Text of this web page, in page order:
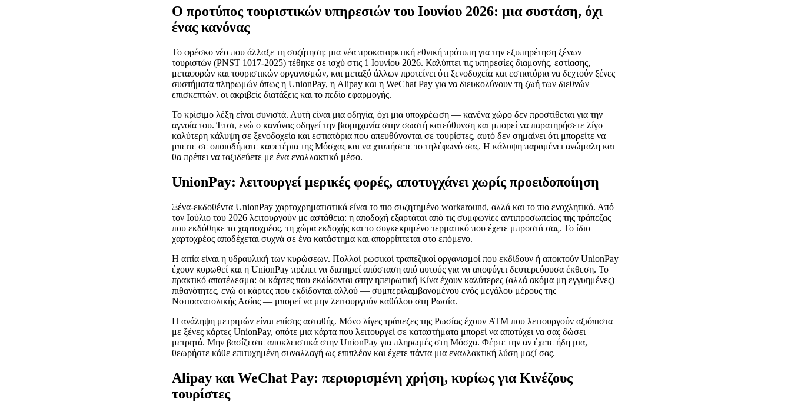
Ο προτύπος τουριστικών υπηρεσιών του Ιουνίου 2026: μια συστάση, όχι
ένας κανόνας
Το φρέσκο νέο που άλλαξε τη συζήτηση: μια νέα προκαταρκτική εθνική πρότυπη για την εξυπηρέτηση ξένων
τουριστών (PNST 1017-2025) τέθηκε σε ισχύ στις 1 Ιουνίου 2026. Καλύπτει τις υπηρεσίες διαμονής, εστίασης,
μεταφορών και τουριστικών οργανισμών, και μεταξύ άλλων προτείνει ότι ξενοδοχεία και εστιατόρια να δεχτούν ξένες
συστήματα πληρωμών όπως η UnionPay, η Alipay και η WeChat Pay για να διευκολύνουν τη ζωή των διεθνών
επισκεπτών. οι ακριβείς διατάξεις και το πεδίο εφαρμογής.
Το κρίσιμο λέξη είναι συνιστά. Αυτή είναι μια οδηγία, όχι μια υποχρέωση — κανένα χώρο δεν προστίθεται για την
αγνοία του. Έτσι, ενώ ο κανόνας οδηγεί την βιομηχανία στην σωστή κατεύθυνση και μπορεί να παρατηρήσετε λίγο
καλύτερη κάλυψη σε ξενοδοχεία και εστιατόρια που απευθύνονται σε τουρίστες, αυτό δεν σημαίνει ότι μπορείτε να
μπειτε σε οποιοδήποτε καφετέρια της Μόσχας και να χτυπήσετε το τηλέφωνό σας. Η κάλυψη παραμένει ανώμαλη και
θα πρέπει να ταξιδεύετε με ένα εναλλακτικό μέσο.
UnionPay: λειτουργεί μερικές φορές, αποτυγχάνει χωρίς προειδοποίηση
Ξένα-εκδοθέντα UnionPay χαρτοχρηματιστικά είναι το πιο συζητημένο workaround, αλλά και το πιο ενοχλητικό. Από
τον Ιούλιο του 2026 λειτουργούν με αστάθεια: η αποδοχή εξαρτάται από τις συμφωνίες αντιπροσωπείας της τράπεζας
που εκδόθηκε το χαρτοχρέος, τη χώρα εκδοχής και το συγκεκριμένο τερματικό που έχετε μπροστά σας. Το ίδιο
χαρτοχρέος αποδέχεται συχνά σε ένα κατάστημα και απορρίπτεται στο επόμενο.
Η αιτία είναι η υδραυλική των κυρώσεων. Πολλοί ρωσικοί τραπεζικοί οργανισμοί που εκδίδουν ή αποκτούν UnionPay
έχουν κυρωθεί και η UnionPay πρέπει να διατηρεί απόσταση από αυτούς για να αποφύγει δευτερεύουσα έκθεση. Το
πρακτικό αποτέλεσμα: οι κάρτες που εκδίδονται στην ηπειρωτική Κίνα έχουν καλύτερες (αλλά ακόμα μη εγγυημένες)
πιθανότητες, ενώ οι κάρτες που εκδίδονται αλλού — συμπεριλαμβανομένου ενός μεγάλου μέρους της
Νοτιοανατολικής Ασίας — μπορεί να μην λειτουργούν καθόλου στη Ρωσία.
Η ανάληψη μετρητών είναι επίσης ασταθής. Μόνο λίγες τράπεζες της Ρωσίας έχουν ATM που λειτουργούν αξιόπιστα
με ξένες κάρτες UnionPay, οπότε μια κάρτα που λειτουργεί σε καταστήματα μπορεί να αποτύχει να σας δώσει
μετρητά. Μην βασίζεστε αποκλειστικά στην UnionPay για πληρωμές στη Μόσχα. Φέρτε την αν έχετε ήδη μια,
θεωρήστε κάθε επιτυχημένη συναλλαγή ως επιπλέον και έχετε πάντα μια εναλλακτική λύση μαζί σας.
Αlipay και WeChat Pay: περιορισμένη χρήση, κυρίως για Κινέζους
τουρίστες